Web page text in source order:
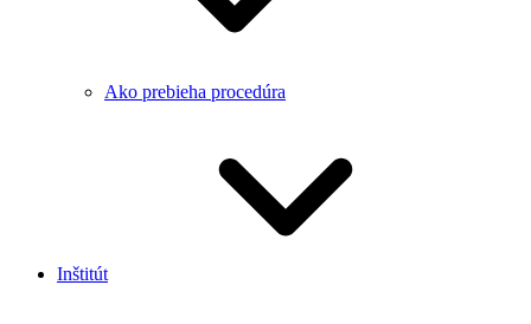
Ako prebieha procedúra
Inštitút